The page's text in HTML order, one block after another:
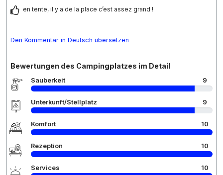
en tente, il y a de la place c’est assez grand !
Den Kommentar in Deutsch übersetzen
Bewertungen des Campingplatzes im Detail
Sauberkeit 9
Unterkunft/Stellplatz 9
Komfort 10
Rezeption 10
Services 10